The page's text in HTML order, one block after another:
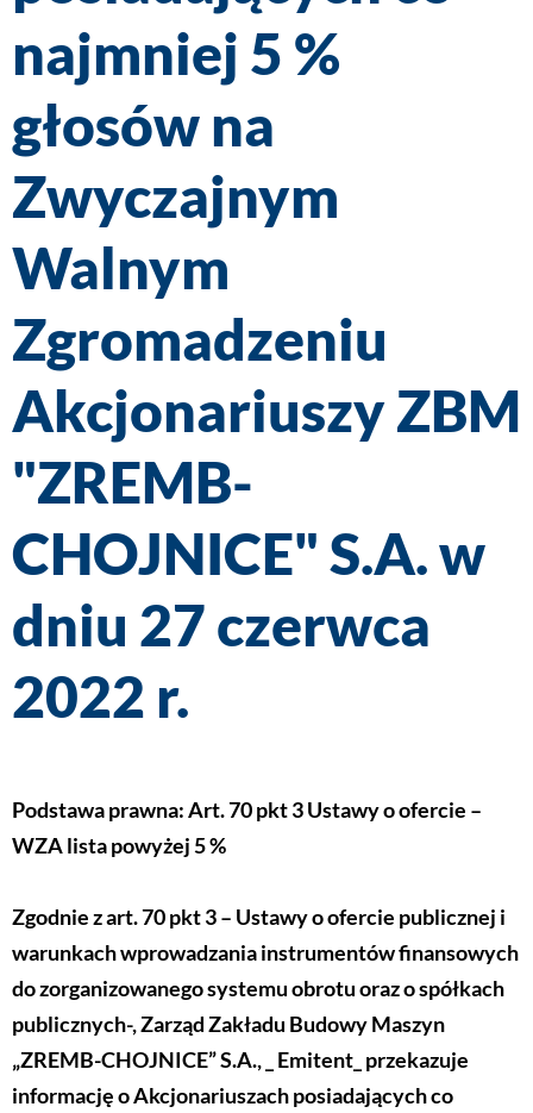
najmniej 5 %
głosów na
Zwyczajnym
Walnym
Zgromadzeniu
Akcjonariuszy ZBM
"ZREMB-
CHOJNICE" S.A. w
dniu 27 czerwca
2022 r.
Podstawa prawna: Art. 70 pkt 3 Ustawy o ofercie –
WZA lista powyżej 5 %
Zgodnie z art. 70 pkt 3 – Ustawy o ofercie publicznej i
warunkach wprowadzania instrumentów finansowych
do zorganizowanego systemu obrotu oraz o spółkach
publicznych-, Zarząd Zakładu Budowy Maszyn
„ZREMB-CHOJNICE” S.A., _ Emitent_ przekazuje
informację o Akcjonariuszach posiadających co